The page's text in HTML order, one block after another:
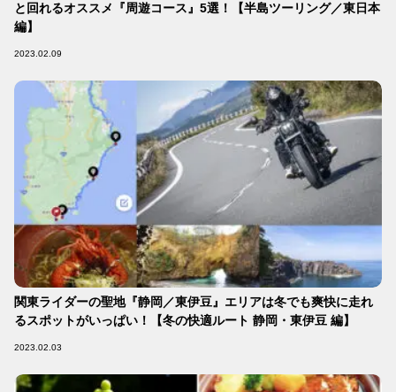
と回れるオススメ『周遊コース』5選！【半島ツーリング／東日本
編】
2023.02.09
関東ライダーの聖地『静岡／東伊豆』エリアは冬でも爽快に走れ
るスポットがいっぱい！【冬の快適ルート 静岡・東伊豆 編】
2023.02.03